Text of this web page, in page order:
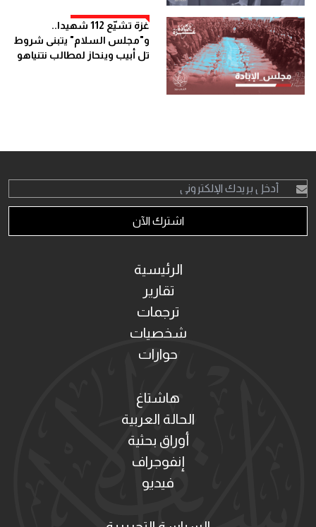
غزة تشيّع 112 شهيدا..
و"مجلس السلام" يتبنى شروط
تل أبيب وينحاز لمطالب نتنياهو
اشترك الآن
الرئيسية
تقارير
ترجمات
شخصيات
حوارات
هاشتاغ
الحالة العربية
أوراق بحثية
إنفوجراف
فيديو